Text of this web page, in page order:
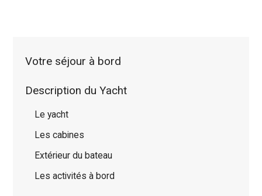
Votre séjour à bord
Description du Yacht
Le yacht
Les cabines
Extérieur du bateau
Les activités à bord